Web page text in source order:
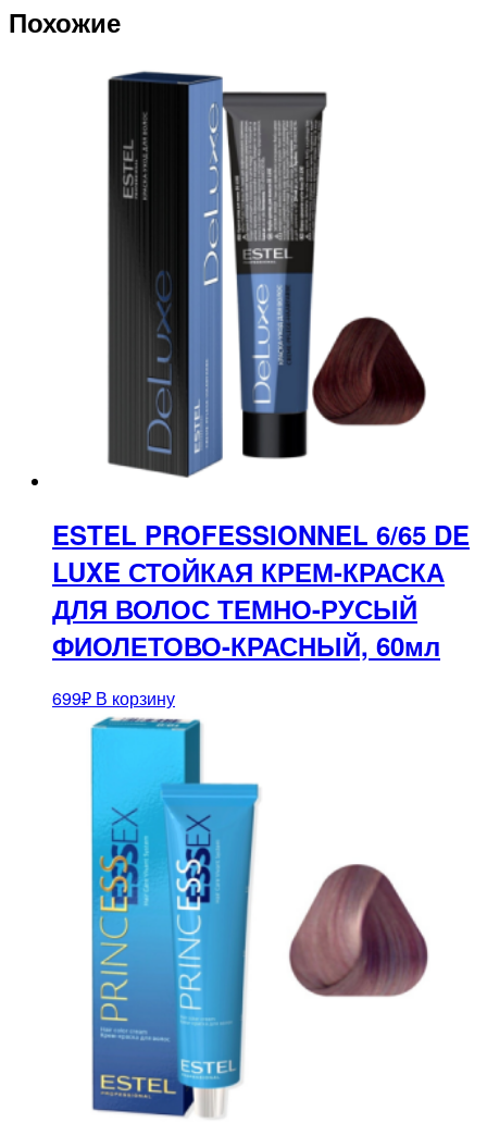
Похожие
ESTEL PROFESSIONNEL 6/65 DE
LUXE СТОЙКАЯ КРЕМ-КРАСКА
ДЛЯ ВОЛОС ТЕМНО-РУСЫЙ
ФИОЛЕТОВО-КРАСНЫЙ, 60мл
699₽ В корзину